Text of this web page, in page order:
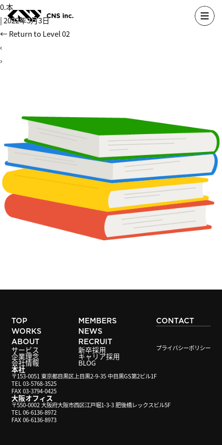
Skip
to
the
content
0.本
|2022年3月3日
←Return to Level 02
‹
›
本社
〒153-0051 東京都目黒区上目黒2-9-35 中目黒GS第2ビル1F
TEL 03-5768-3525
FAX 03-3794-0425
大阪オフィス
〒550-0002 大阪府大阪市西区江戸堀1-3-3 肥後橋レックスビル5F
TEL 06-6136-8972
FAX 06-6136-8973
TOP
WORKS
ABOUT
サービス
企業理念
会社情報
MEMBERS
NEWS
RECRUIT
新卒採用
キャリア採用
BLOG
CONTACT
プライバシーポリシー